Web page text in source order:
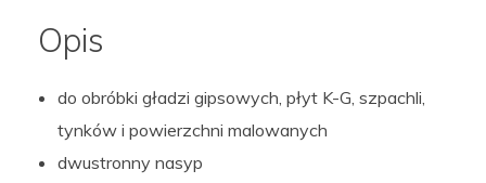
Opis
do obróbki gładzi gipsowych, płyt K-G, szpachli,
tynków i powierzchni malowanych
dwustronny nasyp